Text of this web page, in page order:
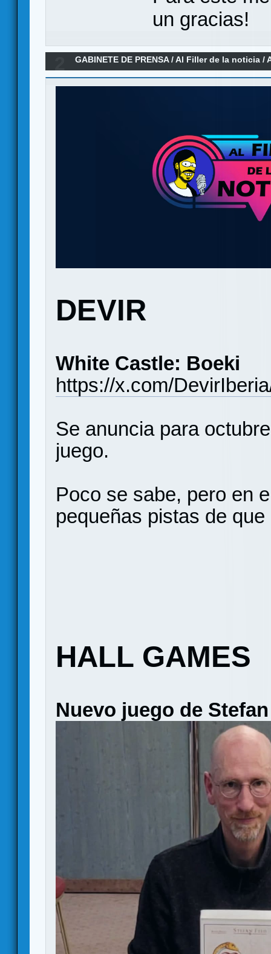
un gracias!
GABINETE DE PRENSA/Al Filler de la noticia /
2026)
DEVIR
White Castle: Boeki
https://x.com/
Se anuncia para
juego.
Poco se sabe, pero en
pequeñas pistas de
HALL GAMES
Nuevo juego de